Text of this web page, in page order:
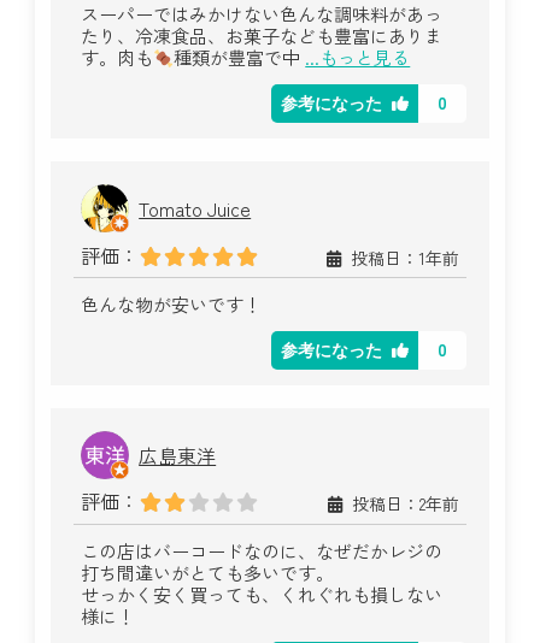
スーパーではみかけない色んな調味料があっ
たり、冷凍食品、お菓子なども豊富にありま
す。肉も
種類が豊富で中 ...もっと見る
参考になった 0
Tomato Juice
評価：
投稿日：1年前
色んな物が安いです！
参考になった 0
広島東洋
評価：
投稿日：2年前
この店はバーコードなのに、なぜだかレジの
打ち間違いがとても多いです。
せっかく安く買っても、くれぐれも損しない
様に！